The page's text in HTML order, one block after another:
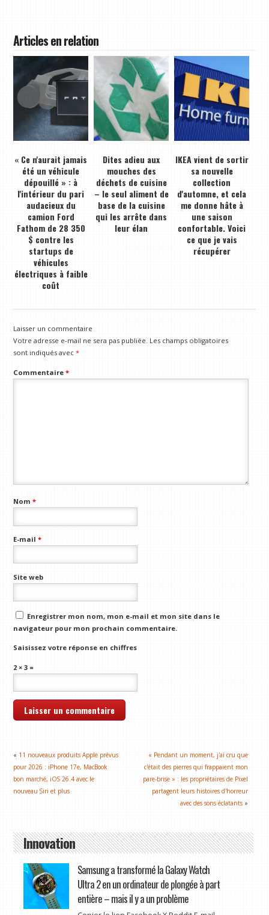
Articles en relation
« Ce n'aurait jamais
été un véhicule
dépouillé » : à
l'intérieur du pari
audacieux du
camion Ford
Fathom de 28 350
$ contre les
startups de
véhicules
électriques à faible
coût
Dites adieu aux
mouches des
déchets de cuisine
– le seul aliment de
base de la cuisine
qui les arrête dans
leur élan
IKEA vient de sortir
sa nouvelle
collection
d'automne, et cela
me donne hâte à
une saison
confortable. Voici
ce que je vais
récupérer
Laisser un commentaire
Votre adresse e-mail ne sera pas publiée. Les champs obligatoires
sont indiqués avec*
Commentaire*
Nom*
E-mail*
Site web
Enregistrer mon nom, mon e-mail et mon site dans le
navigateur pour mon prochain commentaire.
Saisissez votre réponse en chiffres
2 × 3 =
« 11 nouveaux produits Apple prévus
pour 2026 : iPhone 17e, MacBook
bon marché, iOS 26.4 avec le
nouveau Siri et plus
« Pendant un moment, j'ai cru que
c'était des pierres qui frappaient mon
pare-brise » : les propriétaires de Pixel
partagent leurs histoires d'horreur
avec des sons éclatants »
Innovation
Samsung a transformé la Galaxy Watch
Ultra 2 en un ordinateur de plongée à part
entière – mais il y a un problème